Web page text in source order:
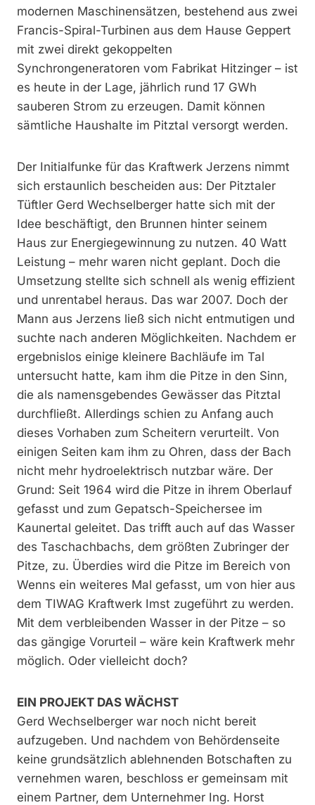
modernen Maschinensätzen, bestehend aus zwei
Francis-Spiral-Turbinen aus dem Hause Geppert
mit zwei direkt gekoppelten
Synchrongeneratoren vom Fabrikat Hitzinger – ist
es heute in der Lage, jährlich rund 17 GWh
sauberen Strom zu erzeugen. Damit können
sämtliche Haushalte im Pitztal versorgt werden.
Der Initialfunke für das Kraftwerk Jerzens nimmt
sich erstaunlich bescheiden aus: Der Pitztaler
Tüftler Gerd Wechselberger hatte sich mit der
Idee beschäftigt, den Brunnen hinter seinem
Haus zur Energiegewinnung zu nutzen. 40 Watt
Leistung – mehr waren nicht geplant. Doch die
Umsetzung stellte sich schnell als wenig effizient
und unrentabel heraus. Das war 2007. Doch der
Mann aus Jerzens ließ sich nicht entmutigen und
suchte nach anderen Möglichkeiten. Nachdem er
ergebnislos einige kleinere Bachläufe im Tal
untersucht hatte, kam ihm die Pitze in den Sinn,
die als namensgebendes Gewässer das Pitztal
durchfließt. Allerdings schien zu Anfang auch
dieses Vorhaben zum Scheitern verurteilt. Von
einigen Seiten kam ihm zu Ohren, dass der Bach
nicht mehr hydroelektrisch nutzbar wäre. Der
Grund: Seit 1964 wird die Pitze in ihrem Oberlauf
gefasst und zum Gepatsch-Speichersee im
Kaunertal geleitet. Das trifft auch auf das Wasser
des Taschachbachs, dem größten Zubringer der
Pitze, zu. Überdies wird die Pitze im Bereich von
Wenns ein weiteres Mal gefasst, um von hier aus
dem TIWAG Kraftwerk Imst zugeführt zu werden.
Mit dem verbleibenden Wasser in der Pitze – so
das gängige Vorurteil – wäre kein Kraftwerk mehr
möglich. Oder vielleicht doch?
EIN PROJEKT DAS WÄCHST
Gerd Wechselberger war noch nicht bereit
aufzugeben. Und nachdem von Behördenseite
keine grundsätzlich ablehnenden Botschaften zu
vernehmen waren, beschloss er gemeinsam mit
einem Partner, dem Unternehmer Ing. Horst